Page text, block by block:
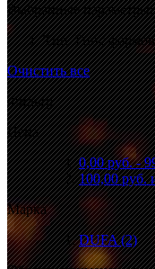
Выбранные параметры:
Тип: Гипс
Очистить все
Фильтр
Цена
0,00 руб.-
100,00 руб.
Марка
DUFA(2)